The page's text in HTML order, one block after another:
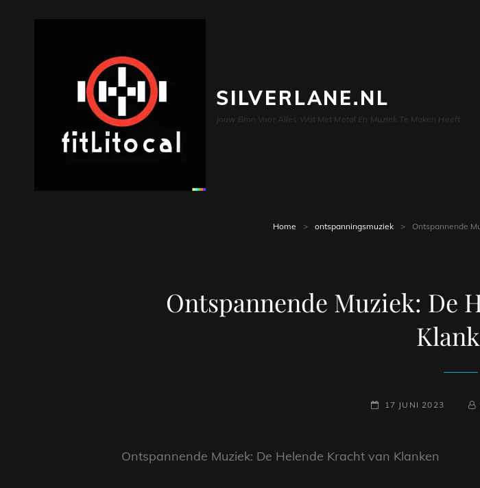
SILVERLANE.NL
Jouw Bron Voor Alles Wat Met Metal En Muziek Te Maken Heeft
Home > ontspanningsmuziek > Ontspannende
Ontspannende Muziek: De
GEPLAATST
17 JUNI 2023
Ontspannende Muziek: De Helende Kracht van Klanken